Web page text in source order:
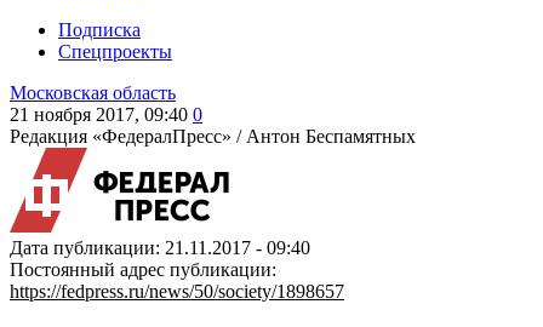
Подписка
Спецпроекты
Московская область
21 ноября 2017, 09:40 0
Редакция «ФедералПресс» / Антон Беспамятных
Дата публикации: 21.11.2017 - 09:40
Постоянный адрес публикации:
https://fedpress.ru/news/50/society/1898657